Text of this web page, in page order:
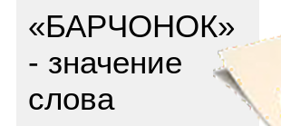
«БАРЧОНОК»
- значение
слова